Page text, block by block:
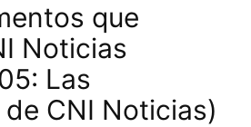
que
Noticias
Las
CNI Noticias)